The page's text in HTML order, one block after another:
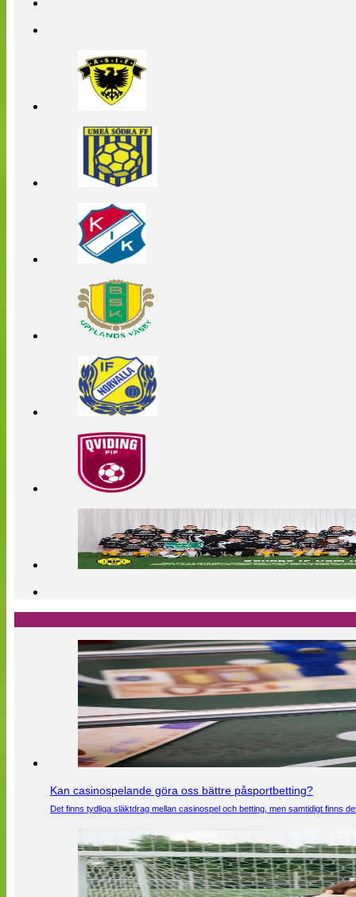
Kan casinospelande göra oss bättre påsportbetting?
Det finns tydliga släktdrag mellan casinospel och betting, men samtidigt finns